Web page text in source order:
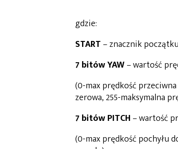
gdzie:
START – znacznik
7 bitów YAW– wartość
(0-max prędkość
zerowa, 255-maksymalna
7 bitów PITCH – wartość
(0-max prędkość pochyłu